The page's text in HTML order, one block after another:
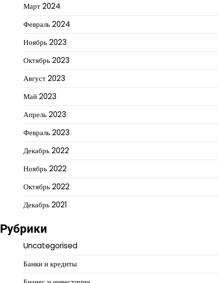
Март 2024
Февраль 2024
Ноябрь 2023
Октябрь 2023
Август 2023
Май 2023
Апрель 2023
Февраль 2023
Декабрь 2022
Ноябрь 2022
Октябрь 2022
Декабрь 2021
Рубрики
Uncategorised
Банки и кредиты